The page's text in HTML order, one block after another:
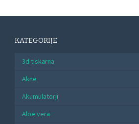
KATEGORIJE
3d tiskarna
Akne
Akumulatorji
Aloe vera